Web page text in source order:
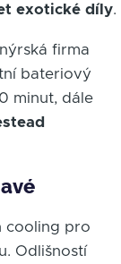
exotické díly.
firma
bateriový
minut, dále
cooling pro
Odlišností